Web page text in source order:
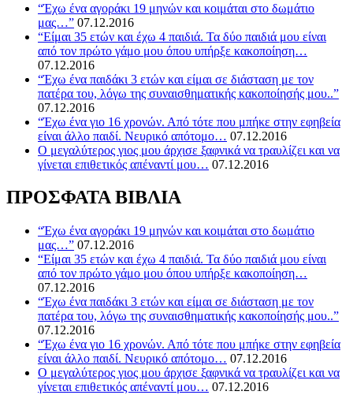
“Έχω ένα αγοράκι 19 μηνών και κοιμάται στο δωμάτιο
μας…” 07.12.2016
“Είμαι 35 ετών και έχω 4 παιδιά. Τα δύο παιδιά μου είναι
από τον πρώτο γάμο μου όπου υπήρξε κακοποίηση…
07.12.2016
“Έχω ένα παιδάκι 3 ετών και είμαι σε διάσταση με τον
πατέρα του, λόγω της συναισθηματικής κακοποίησής μου..”
07.12.2016
“Έχω ένα γιο 16 χρονών. Από τότε που μπήκε στην εφηβεία
είναι άλλο παιδί. Νευρικό απότομο… 07.12.2016
O μεγαλύτερος γιος μου άρχισε ξαφνικά να τραυλίζει και να
γίνεται επιθετικός απέναντί μου… 07.12.2016
ΠΡΟΣΦΑΤΑ ΒΙΒΛΙΑ
“Έχω ένα αγοράκι 19 μηνών και κοιμάται στο δωμάτιο
μας…” 07.12.2016
“Είμαι 35 ετών και έχω 4 παιδιά. Τα δύο παιδιά μου είναι
από τον πρώτο γάμο μου όπου υπήρξε κακοποίηση…
07.12.2016
“Έχω ένα παιδάκι 3 ετών και είμαι σε διάσταση με τον
πατέρα του, λόγω της συναισθηματικής κακοποίησής μου..”
07.12.2016
“Έχω ένα γιο 16 χρονών. Από τότε που μπήκε στην εφηβεία
είναι άλλο παιδί. Νευρικό απότομο… 07.12.2016
O μεγαλύτερος γιος μου άρχισε ξαφνικά να τραυλίζει και να
γίνεται επιθετικός απέναντί μου… 07.12.2016